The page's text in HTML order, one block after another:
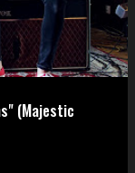
(Majestic